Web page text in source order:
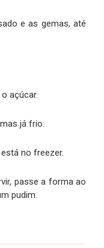
e as gemas, até
açúcar.
já frio.
no freezer.
passe a forma ao
pudim.